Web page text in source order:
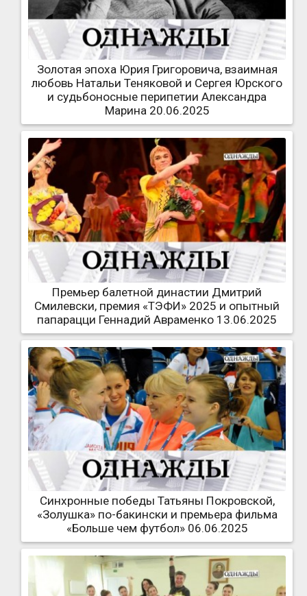
Золотая эпоха Юрия Григоровича, взаимная
любовь Натальи Теняковой и Сергея Юрского
и судьбоносные перипетии Александра
Марина 20.06.2025
Премьер балетной династии Дмитрий
Смилевски, премия «ТЭФИ» 2025 и опытный
папарацци Геннадий Авраменко 13.06.2025
Синхронные победы Татьяны Покровской,
«Золушка» по-бакински и премьера фильма
«Больше чем футбол» 06.06.2025